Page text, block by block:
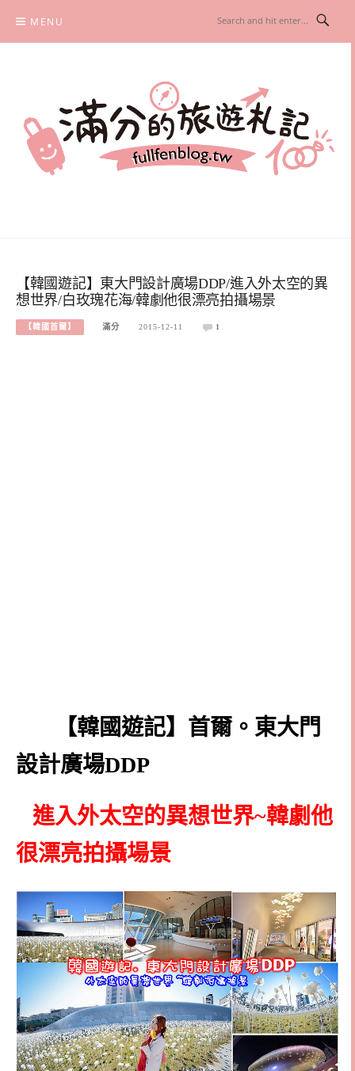
content
MENU
【韓國遊記】東大門設計廣場DDP/進入外太空的異
想世界/白玫瑰花海/韓劇他很漂亮拍攝場景
【韓國首爾】 滿分 2015-12-11 1
【韓國遊記】首爾。東大門
設計廣場DDP
進入外太空的異想世界~韓劇他
很漂亮拍攝場景